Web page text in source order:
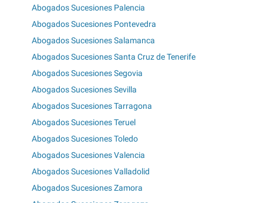
Abogados Sucesiones Palencia
Abogados Sucesiones Pontevedra
Abogados Sucesiones Salamanca
Abogados Sucesiones Santa Cruz de Tenerife
Abogados Sucesiones Segovia
Abogados Sucesiones Sevilla
Abogados Sucesiones Tarragona
Abogados Sucesiones Teruel
Abogados Sucesiones Toledo
Abogados Sucesiones Valencia
Abogados Sucesiones Valladolid
Abogados Sucesiones Zamora